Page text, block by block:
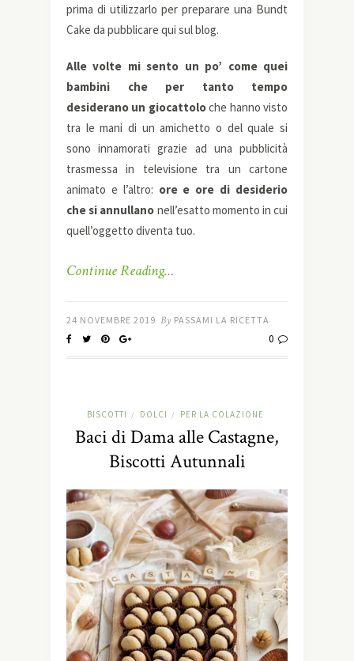
prima di utilizzarlo per preparare una Bundt
Cake da pubblicare qui sul blog.
Alle volte mi sento un po’ come quei
bambini che per tanto tempo
desiderano un giocattoloche hanno visto
tra le mani di un amichetto o del quale si
sono innamorati grazie ad una pubblicità
trasmessa in televisione tra un cartone
animato e l’altro: ore e ore di desiderio
che si annullano nell’esatto momento in cui
quell’oggetto diventa tuo.
Continue Reading…
24 NOVEMBRE 2019 By PASSAMI LA RICETTA
0
BISCOTTI / DOLCI / PER LA COLAZIONE
Baci di Dama alle Castagne,
Biscotti Autunnali